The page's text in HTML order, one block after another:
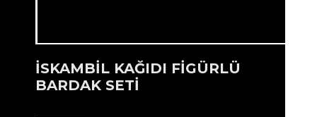
İSKAMBİL KAĞIDI FİGÜRLÜ
BARDAK SETİ